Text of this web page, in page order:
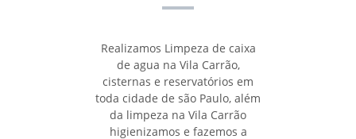
Realizamos Limpeza de caixa
de agua na Vila Carrão,
cisternas e reservatórios em
toda cidade de são Paulo, além
da limpeza na Vila Carrão
higienizamos e fazemos a